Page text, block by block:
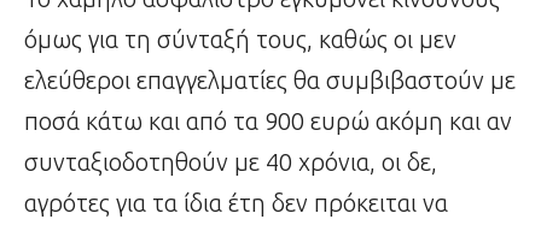
όμως για τη σύνταξή τους, καθώς οι μεν
ελεύθεροι επαγγελματίες θα συμβιβαστούν με
ποσά κάτω και από τα 900 ευρώ ακόμη και αν
συνταξιοδοτηθούν με 40 χρόνια, οι δε,
αγρότες για τα ίδια έτη δεν πρόκειται να